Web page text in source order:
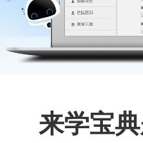
来学宝